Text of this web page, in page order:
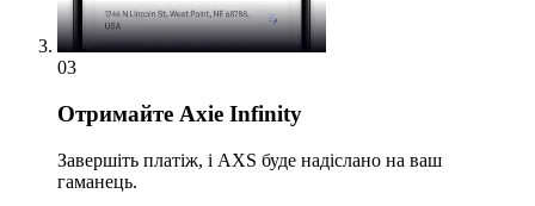
03
Отримайте Axie Infinity
Завершіть платіж, і AXS буде надіслано на ваш
гаманець.